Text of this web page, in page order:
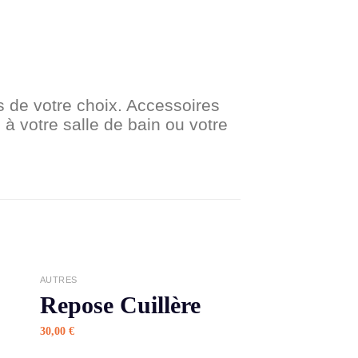
de votre choix. Accessoires
votre salle de bain ou votre
AUTRES
Repose Cuillère
30,00 €